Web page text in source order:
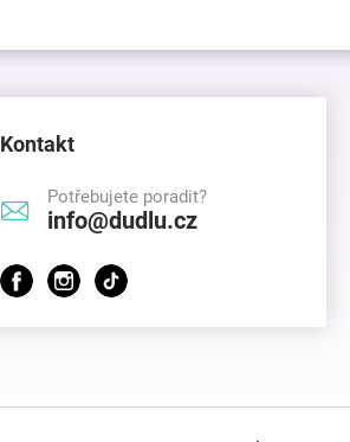
Kontakt
Potřebujete poradit?
info@dudlu.cz